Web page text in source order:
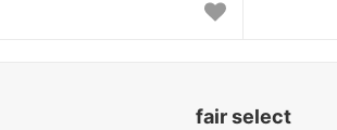
fair select